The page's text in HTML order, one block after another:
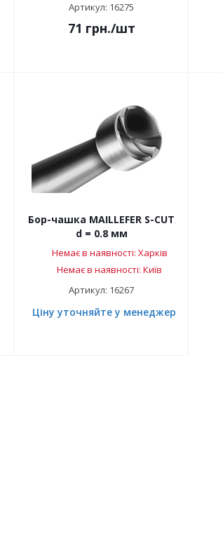
Артикул: 16275
71 грн./шт
Бор-чашка MAILLEFER S-CUT
d = 0.8 мм
Немає в наявності: Харків
Немає в наявності: Київ
Артикул: 16267
Ціну уточняйте у менеджера